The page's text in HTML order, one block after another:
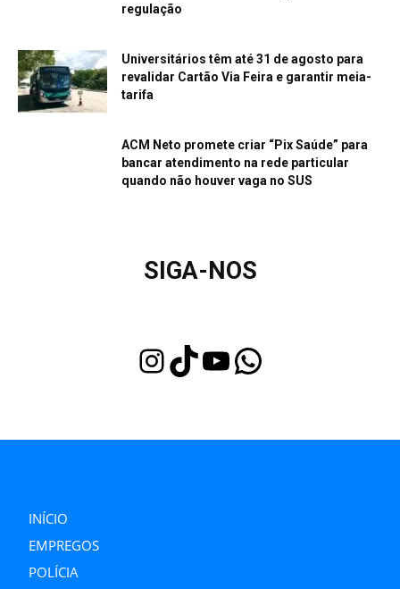
regulação
Universitários têm até 31 de agosto para
revalidar Cartão Via Feira e garantir meia-
tarifa
ACM Neto promete criar “Pix Saúde” para
bancar atendimento na rede particular
quando não houver vaga no SUS
SIGA-NOS
InstagramTikTok Youtube WhatsApp
INÍCIO
EMPREGOS
POLÍCIA